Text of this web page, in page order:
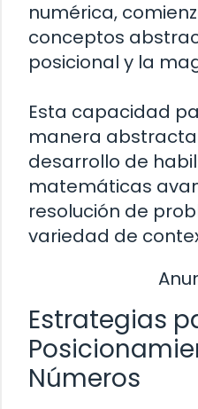
numérica,
conceptos
posicional y la
Esta capacidad
manera
desarrollo de
matemáticas
resolución de
variedad de
Estrategias
Números